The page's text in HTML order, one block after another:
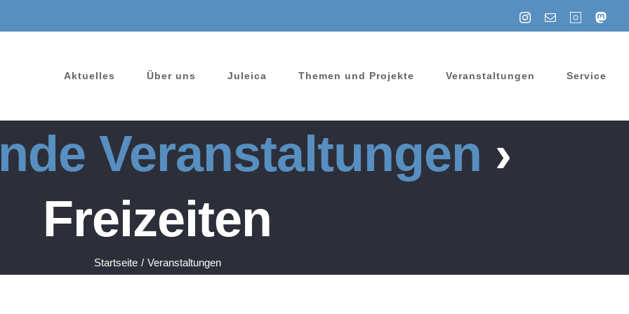
Instagram
E-
Summertime
Aktuelles Über uns Juleica Themen und Projekte Veranstaltungen Service
Veranstaltungen ›
Freizeiten
Startseite / Veranstaltungen